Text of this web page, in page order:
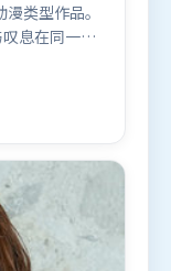
类型作品。
息在同一场
键节点收
黄渤，杨
年1月21